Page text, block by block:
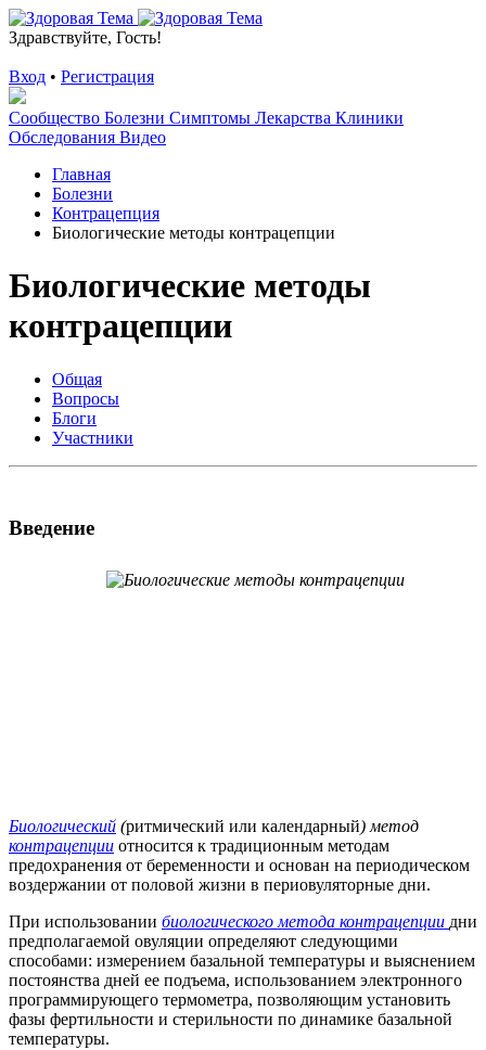
Здравствуйте, Гость!
Вход • Регистрация
Сообщество Болезни Симптомы Лекарства Клиники
Обследования Видео
Главная
Болезни
Контрацепция
Биологические методы контрацепции
Биологические методы
контрацепции
Общая
Вопросы
Блоги
Участники
Введение
Биологический (ритмический или календарный) метод
контрацепции относится к традиционным методам
предохранения от беременности и основан на периодическом
воздержании от половой жизни в периовуляторные дни.
При использовании биологического метода контрацепции дни
предполагаемой овуляции определяют следующими
способами: измерением базальной температуры и выяснением
постоянства дней ее подъема, использованием электронного
программирующего термометра, позволяющим установить
фазы фертильности и стерильности по динамике базальной
температуры.